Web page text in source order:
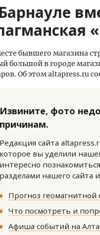
бывшего магазина
большой в городе
Об этом altapress.ru
Извините, фото
причинам.
Редакция сайта
которое вы уделили
интересно
разделами нашего сайта
Прогноз геомагнитной
Что посмотреть и
Афиша событий на